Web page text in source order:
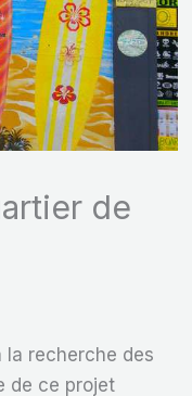
de
la recherche des
de ce projet